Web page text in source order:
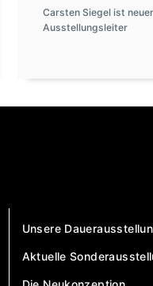
Carsten Siegel ist
Ausstellungsleiter
Unsere
Aktuelle